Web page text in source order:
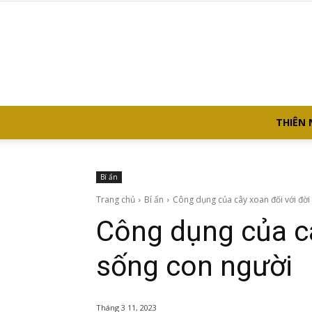
THIÊN
Bí ẩn
Trang chủ Bí ẩn Công dụng của cây xoan đối với
Công dụng của
sống con người
Tháng 3 11, 2023